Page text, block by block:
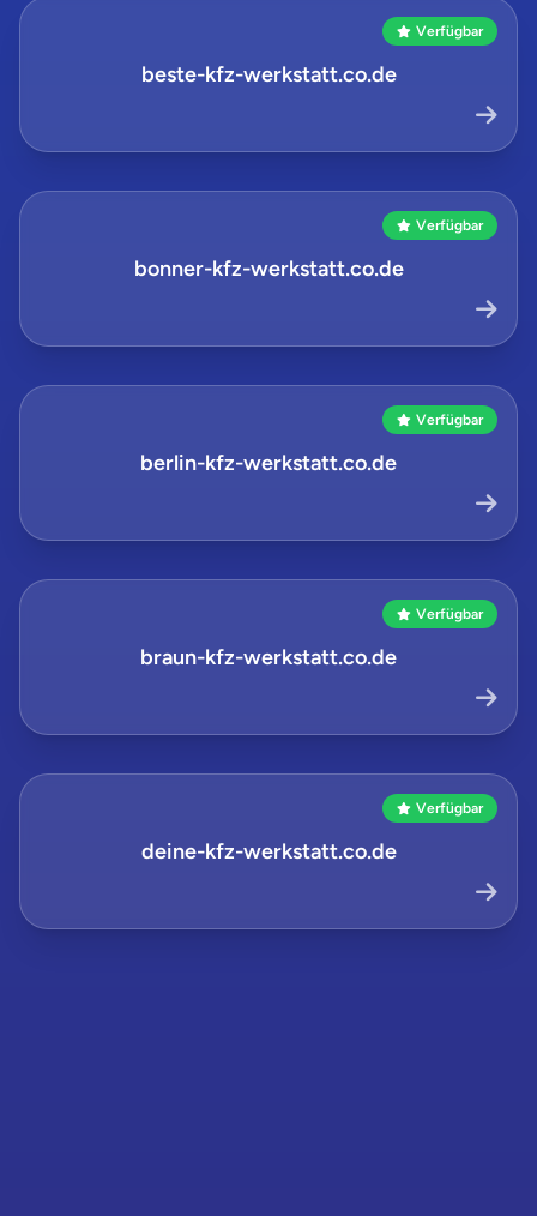
Verfügbar
beste-kfz-werkstatt.co.de
Verfügbar
bonner-kfz-werkstatt.co.de
Verfügbar
berlin-kfz-werkstatt.co.de
Verfügbar
braun-kfz-werkstatt.co.de
Verfügbar
deine-kfz-werkstatt.co.de